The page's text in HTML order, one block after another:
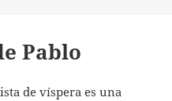
Pablo
de víspera es una